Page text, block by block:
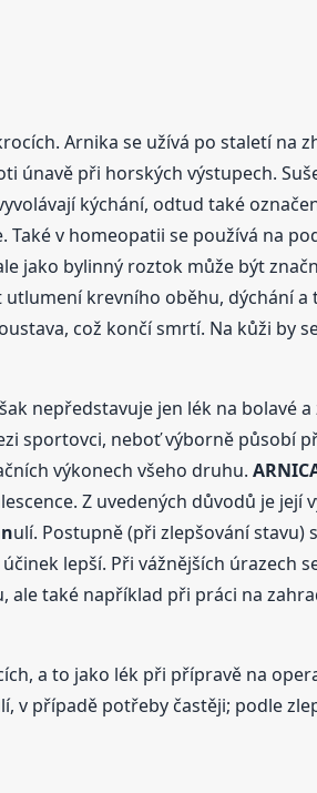
Arnika se užívá po staletí na
únavě při horských výstupech.
kýchání, odtud také
v homeopatii se používá na
jako bylinný roztok může být
krevního oběhu, dýchání a
což končí smrtí. Na kůži by
nepředstavuje jen lék na bolavé
sportovci, neboť výborně působí
výkonech všeho druhu.
Z uvedených důvodů je její
ulí. Postupně (při zlepšování stavu)
lepší. Při vážnějších úrazech
ale také například při práci na
a to jako lék při přípravě na
v případě potřeby častěji; podle